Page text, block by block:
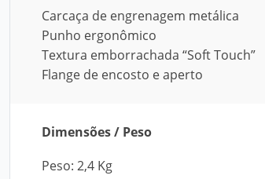
Carcaça de engrenagem metálica
Punho ergonômico
Textura emborrachada “Soft Touch”
Flange de encosto e aperto
Dimensões / Peso
Peso: 2,4 Kg